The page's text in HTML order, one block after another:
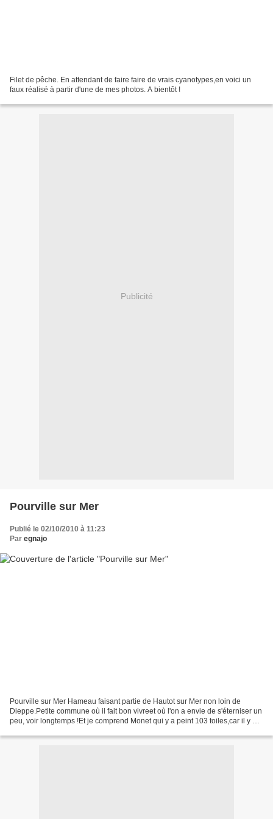
Filet de pêche. En attendant de faire faire de vrais cyanotypes,en voici un
faux réalisé à partir d'une de mes photos. A bientôt !
Publicité
Pourville sur Mer
Publié le 02/10/2010 à 11:23
Par egnajo
Pourville sur Mer Hameau faisant partie de Hautot sur Mer non loin de
Dieppe.Petite commune où il fait bon vivreet où l'on a envie de s'éterniser un
peu, voir longtemps !Et je comprend Monet qui y a peint 103 toiles,car il y a